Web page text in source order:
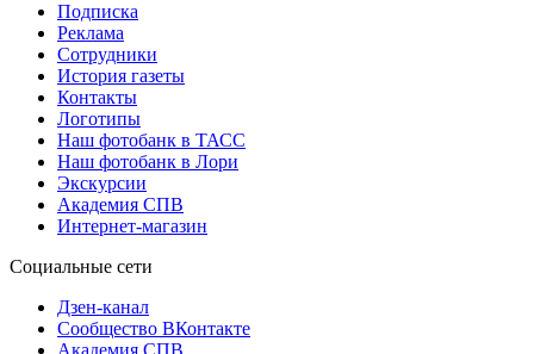
Подписка
Реклама
Сотрудники
История газеты
Контакты
Логотипы
Наш фотобанк в ТАСС
Наш фотобанк в Лори
Экскурсии
Академия СПВ
Интернет-магазин
Социальные сети
Дзен-канал
Сообщество ВКонтакте